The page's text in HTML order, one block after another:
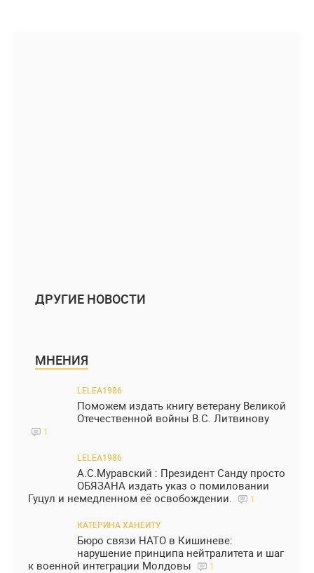
ДРУГИЕ НОВОСТИ
МНЕНИЯ
LELEA1986
Поможем издать книгу ветерану Великой
Отечественной войны В.С. Литвинову
1
LELEA1986
А.С.Муравский : Президент Санду просто
ОБЯЗАНА издать указ о помиловании
Гуцул и немедленном её освобождении.
1
КАТЕРИНА ХАНЕИТУ
Бюро связи НАТО в Кишиневе:
нарушение принципа нейтралитета и шаг
к военной интеграции Молдовы
1